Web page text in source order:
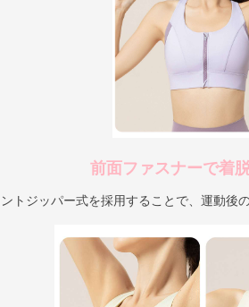
前面ファスナーで着
トジッパー式を採用することで、運動後